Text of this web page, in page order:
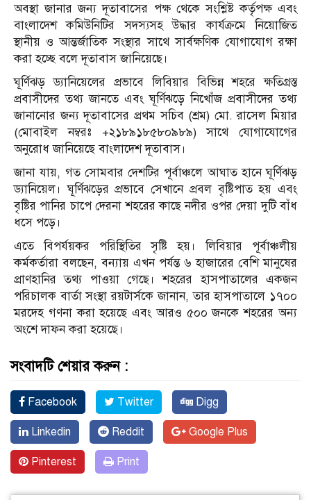
অবস্থা জানার জন্য দূতাবাসের পক্ষ থেকে সংশ্লিষ্ট কর্তৃপক্ষ এবং
বাংলাদেশ কমিউনিটির সদস্যসহ উদ্ধার কার্যক্রমে নিয়োজিত
স্থানীয় ও আন্তর্জাতিক সংস্থার সাথে সার্বক্ষণিক যোগাযোগ রক্ষা
করা হচ্ছে বলে দূতাবাস জানিয়েছে।
ঘূর্ণিঝড় ড্যানিয়েলের প্রভাবে লিবিয়ার বিভিন্ন শহরে ক্ষতিগ্রস্ত
প্রবাসীদের তথ্য জানতে এবং ঘূর্ণিঝড়ে নিখোঁজ প্রবাসীদের তথ্য
জানানোর জন্য দূতাবাসের প্রথম সচিব (শ্রম) মো. রাসেল মিয়ার
(মোবাইল নম্বরঃ +২১৮৯১৮৫৮০৯৮৯) সাথে যোগাযোগের
অনুরোধ জানিয়েছে বাংলাদেশ দূতাবাস।
জানা যায়, গত সোমবার দেশটির পূর্বাঞ্চলে আঘাত হানে ঘূর্ণিঝড়
ড্যানিয়েল। ঘূর্ণিঝড়ের প্রভাবে সেখানে প্রবল বৃষ্টিপাত হয় এবং
বৃষ্টির পানির চাপে দেরনা শহরের কাছে নদীর ওপর দেয়া দুটি বাঁধ
ধসে পড়ে।
এতে বিপর্যয়কর পরিস্থিতির সৃষ্টি হয়। লিবিয়ার পূর্বাঞ্চলীয়
কর্মকর্তারা বলছেন, বন্যায় এখন পর্যন্ত ৬ হাজারের বেশি মানুষের
প্রাণহানির তথ্য পাওয়া গেছে। শহরের হাসপাতালের একজন
পরিচালক বার্তা সংস্থা রয়টার্সকে জানান, তার হাসপাতালে ১৭০০
মরদেহ গণনা করা হয়েছে এবং আরও ৫০০ জনকে শহরের অন্য
অংশে দাফন করা হয়েছে।
সংবাদটি শেয়ার করুন :
Facebook Twitter Digg
Linkedin Reddit Google Plus
Pinterest Print